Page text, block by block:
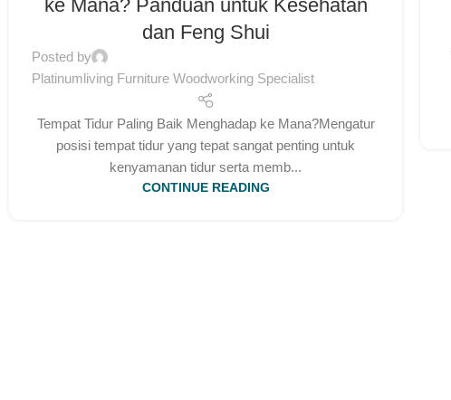
ke Mana? Panduan untuk Kesehatan
dan Feng Shui
Posted by
Platinumliving Furniture Woodworking Specialist
Tempat Tidur Paling Baik Menghadap ke Mana?Mengatur
posisi tempat tidur yang tepat sangat penting untuk
kenyamanan tidur serta memb...
CONTINUE READING